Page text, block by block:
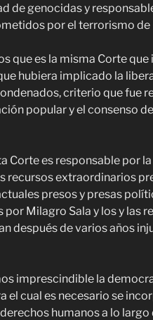
de genocidas y
por el terrorismo
que es la misma Corte
hubiera implicado la
criterio que fue
popular y el consenso
Corte es responsable por
recursos extraordinarios
presos y presas
por Milagro Sala y los y las
después de varios años
imprescindible la
el cual es necesario se
humanos a lo